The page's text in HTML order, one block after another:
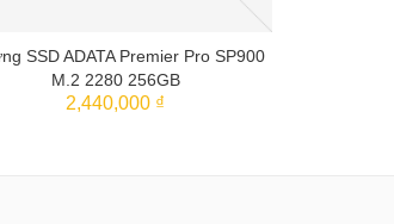
THÊM VÀO GIỎ
SSD ADATA Premier Pro SP900
M.2 2280 256GB
2,440,000 ₫